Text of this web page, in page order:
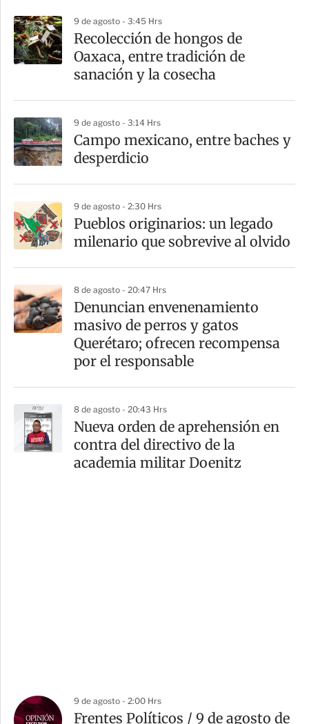
a
r
t
9 de agosto - 3:45 Hrs
Recolección de hongos de
Oaxaca, entre tradición de
sanación y la cosecha
9 de agosto - 3:14 Hrs
Campo mexicano, entre baches y
desperdicio
9 de agosto - 2:30 Hrs
Pueblos originarios: un legado
milenario que sobrevive al olvido
8 de agosto - 20:47 Hrs
Denuncian envenenamiento
masivo de perros y gatos
Querétaro; ofrecen recompensa
por el responsable
8 de agosto - 20:43 Hrs
Nueva orden de aprehensión en
contra del directivo de la
academia militar Doenitz
9 de agosto - 2:00 Hrs
Frentes Políticos / 9 de agosto de